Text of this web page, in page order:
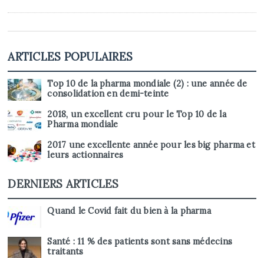
ARTICLES POPULAIRES
Top 10 de la pharma mondiale (2) : une année de
consolidation en demi-teinte
2018, un excellent cru pour le Top 10 de la
Pharma mondiale
2017 une excellente année pour les big pharma et
leurs actionnaires
DERNIERS ARTICLES
Quand le Covid fait du bien à la pharma
Santé : 11 % des patients sont sans médecins
traitants